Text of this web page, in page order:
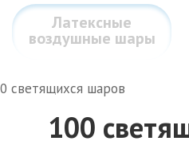
Латексные
воздушные шары
светящихся шаров
100